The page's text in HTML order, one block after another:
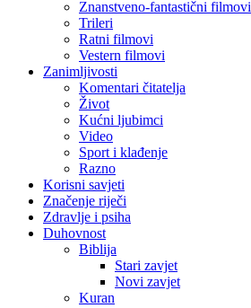
Znanstveno-fantastični filmovi
Trileri
Ratni filmovi
Vestern filmovi
Zanimljivosti
Komentari čitatelja
Život
Kućni ljubimci
Video
Sport i klađenje
Razno
Korisni savjeti
Značenje riječi
Zdravlje i psiha
Duhovnost
Biblija
Stari zavjet
Novi zavjet
Kuran